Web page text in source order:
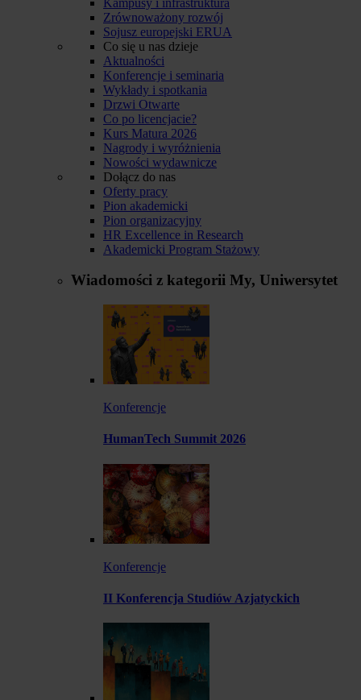
Zrównoważony rozwój
Sojusz europejski ERUA
Co się u nas dzieje
Aktualności
Konferencje i seminaria
Wykłady i spotkania
Drzwi Otwarte
Co po licencjacie?
Kurs Matura 2026
Nagrody i wyróżnienia
Nowości wydawnicze
Dołącz do nas
Oferty pracy
Pion akademicki
Pion organizacyjny
HR Excellence in Research
Akademicki Program Stażowy
Wiadomości z kategorii My, Uniwersytet
Konferencje
HumanTech Summit 2026
Konferencje
II Konferencja Studiów Azjatyckich